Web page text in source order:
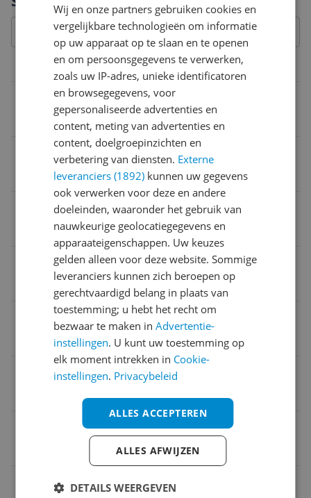
Overige kenmerken
Met kaartweergave
Draadloos
Verpakking hoogte
MPN (Manufacturer Part Number)
Verbindingstype
Bluetooth 4.0
Naam verantwoordelijke marktdeelnemer in de EU
Type fietscomputer
Voedingstype
Wij en onze partners gebruiken cookies en
vergelijkbare technologieën om informatie
op uw apparaat op te slaan en te openen
en om persoonsgegevens te verwerken,
zoals uw IP-adres, unieke identificatoren
en browsegegevens, voor
gepersonaliseerde advertenties en
content, meting van advertenties en
content, doelgroepinzichten en
verbetering van diensten. Externe
leveranciers (1892) kunnen uw gegevens
ook verwerken voor deze en andere
doeleinden, waaronder het gebruik van
nauwkeurige geolocatiegegevens en
apparaateigenschappen. Uw keuzes
gelden alleen voor deze website. Sommige
leveranciers kunnen zich beroepen op
gerechtvaardigd belang in plaats van
toestemming; u hebt het recht om
bezwaar te maken inAdvertentie-
instellingen. U kunt uw toestemming op
elk moment intrekken in Cookie-
instellingen. Privacybeleid
ALLES ACCEPTEREN
ALLES AFWIJZEN
DETAILS WEERGEVEN